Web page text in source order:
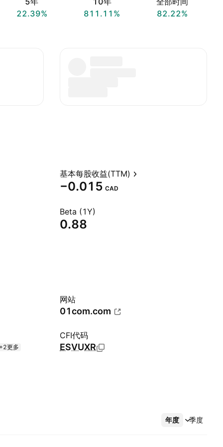
22.39%
811.11%
82.22%
基本每股收益(TTM)
−0.015 CAD
Beta (1Y)
0.88
网站
01com.com
+2更多
CFI代码
ESVUXR
年度 季度
更多